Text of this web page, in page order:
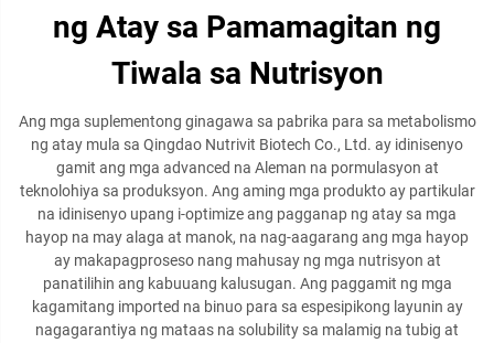
ng Atay sa Pamamagitan ng
Tiwala sa Nutrisyon
Ang mga suplementong ginagawa sa pabrika para sa metabolismo
ng atay mula sa Qingdao Nutrivit Biotech Co., Ltd. ay idinisenyo
gamit ang mga advanced na Aleman na pormulasyon at
teknolohiya sa produksyon. Ang aming mga produkto ay partikular
na idinisenyo upang i-optimize ang pagganap ng atay sa mga
hayop na may alaga at manok, na nag-aagarang ang mga hayop
ay makapagproseso nang mahusay ng mga nutrisyon at
panatilihin ang kabuuang kalusugan. Ang paggamit ng mga
kagamitang imported na binuo para sa espesipikong layunin ay
nagagarantiya ng mataas na solubility sa malamig na tubig at